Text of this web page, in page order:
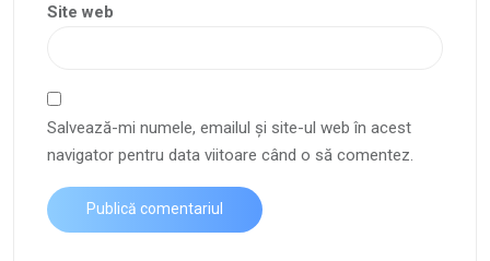
Site web
Salvează-mi numele, emailul și site-ul web în acest
navigator pentru data viitoare când o să comentez.